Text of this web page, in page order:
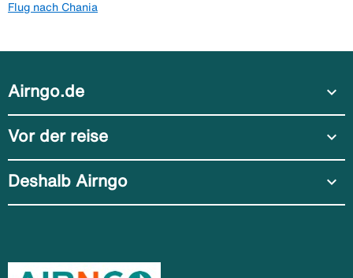
Flug nach Chania
Airngo.de expand_more
Vor der reise expand_more
Deshalb Airngo expand_more